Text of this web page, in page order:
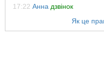
17:22 Анна дзвінок